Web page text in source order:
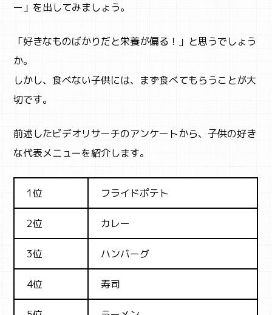
ー」を出してみましょう。
「好きなものばかりだと栄養が偏る！」と思うでしょう
か。
しかし、食べない子供には、まず食べてもらうことが大
切です。
前述したビデオリサーチのアンケートから、子供の好き
な代表メニューを紹介します。
1位 フライドポテト
2位 カレー
3位 ハンバーグ
4位 寿司